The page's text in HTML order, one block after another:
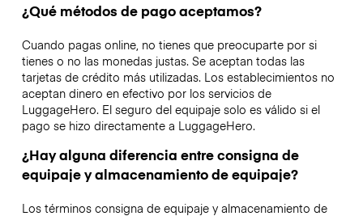
¿Qué métodos de pago aceptamos?
Cuando pagas online, no tienes que preocuparte por si
tienes o no las monedas justas. Se aceptan todas las
tarjetas de crédito más utilizadas. Los establecimientos no
aceptan dinero en efectivo por los servicios de
LuggageHero. El seguro del equipaje solo es válido si el
pago se hizo directamente a LuggageHero.
¿Hay alguna diferencia entre consigna de
equipaje y almacenamiento de equipaje?
Los términos consigna de equipaje y almacenamiento de